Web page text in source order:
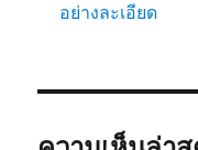
อย่างละเอียด